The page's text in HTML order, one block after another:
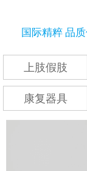
国际精粹 品
上肢假肢
康复器具